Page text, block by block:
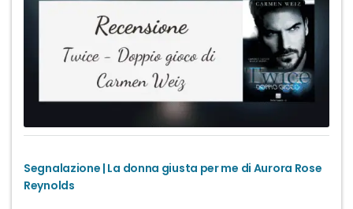
Segnalazione | La donna giusta per me di Aurora Rose
Reynolds